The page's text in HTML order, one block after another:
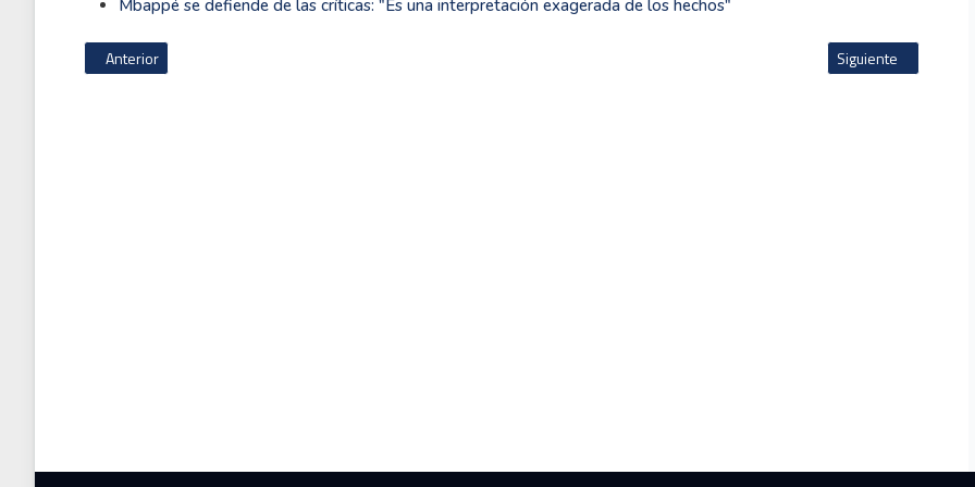
Mbappé se defiende de las críticas: "Es una interpretación exagerada de los hechos"
Artículo anterior: Australia comienza su concentración para el Mundial
Anterior Artículo siguiente: La
Siguiente